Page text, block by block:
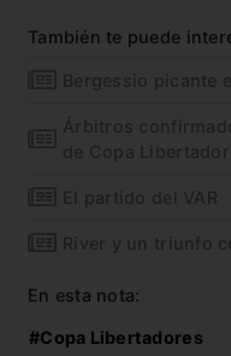
También te puede
Bergessio picante
Árbitros
de Copa
El partido del VAR
River y un triunfo
En esta nota:
#Copa Libertadores